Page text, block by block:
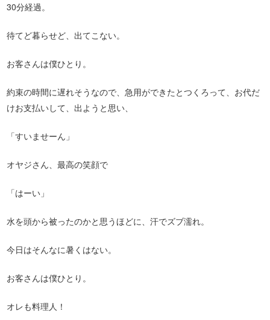
30分経過。
待てど暮らせど、出てこない。
お客さんは僕ひとり。
約束の時間に遅れそうなので、急用ができたとつくろって、お代だ
けお支払いして、出ようと思い、
「すいませーん」
オヤジさん、最高の笑顔で
「はーい」
水を頭から被ったのかと思うほどに、汗でズブ濡れ。
今日はそんなに暑くはない。
お客さんは僕ひとり。
オレも料理人！